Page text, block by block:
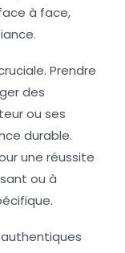
à face,
Prendre
des
ou ses
durable.
une réussite
ou à